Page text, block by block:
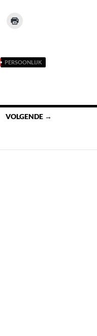
PERSOONLIJK
VOLGENDE →